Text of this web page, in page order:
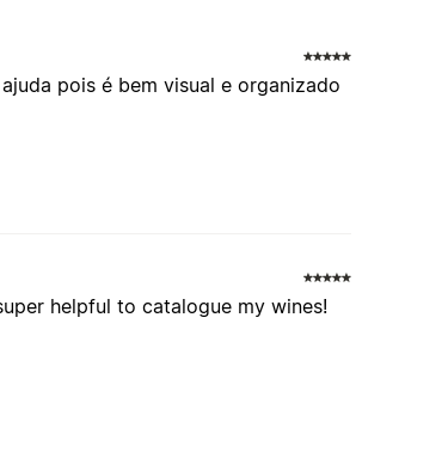
pois é bem visual e organizado
helpful to catalogue my wines!